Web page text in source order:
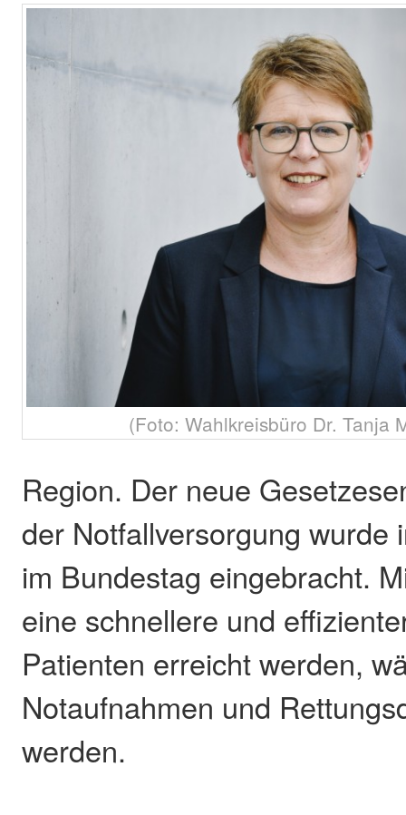
(Foto: Wahlkreisbüro Dr. Tanja
Region. Der neue
der Notfallversorgung wurde
im Bundestag eingebracht.
eine schnellere und
Patienten erreicht werden,
Notaufnahmen und
werden.